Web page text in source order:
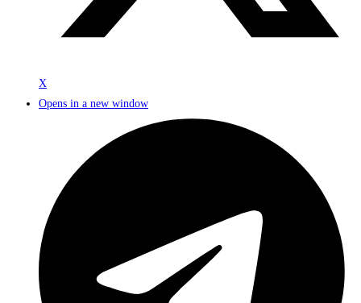
X
Opens in a new window